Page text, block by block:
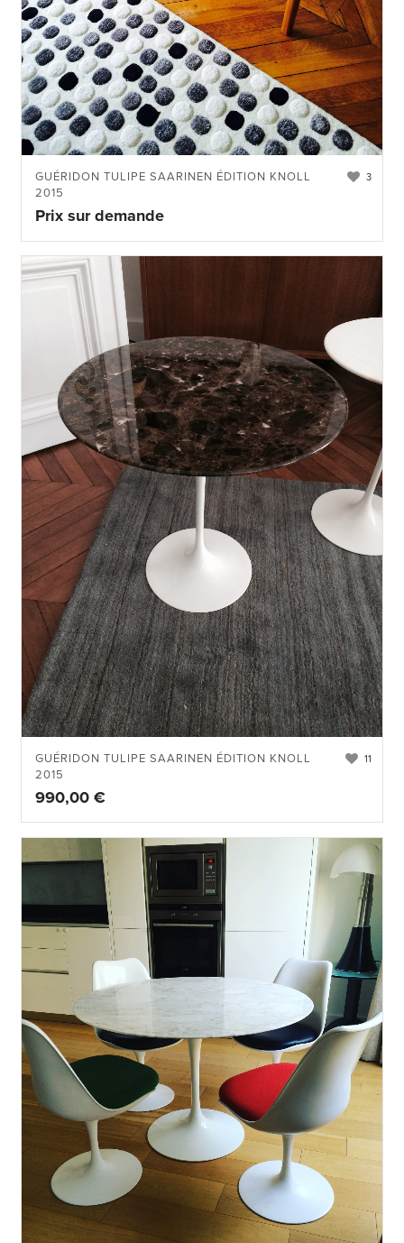
3
GUÉRIDON TULIPE SAARINEN ÉDITION KNOLL
2015
Prix sur demande
11
GUÉRIDON TULIPE SAARINEN ÉDITION KNOLL
2015
990,00 €